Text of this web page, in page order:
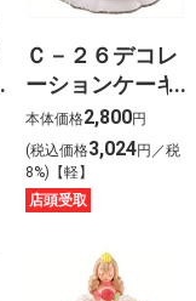
Ｃ－２６デコレ
ーションケーキ
４号
本体価格2,800円
(税込価格3,024円／税
8%)【軽】
店頭受取